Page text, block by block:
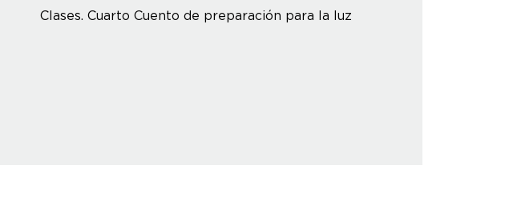
Clases. Cuarto Cuento de preparación para la luz